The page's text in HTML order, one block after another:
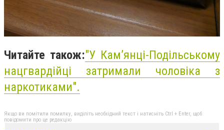
Читайте також:"У Кам’янці-Подільському
нацгвардійці затримали чоловіка з
наркотиками".
Якщо ви помітили помилку, виділіть необхідний текст і натисніть Ctrl + Enter, щоб
повідомити про це редакцію